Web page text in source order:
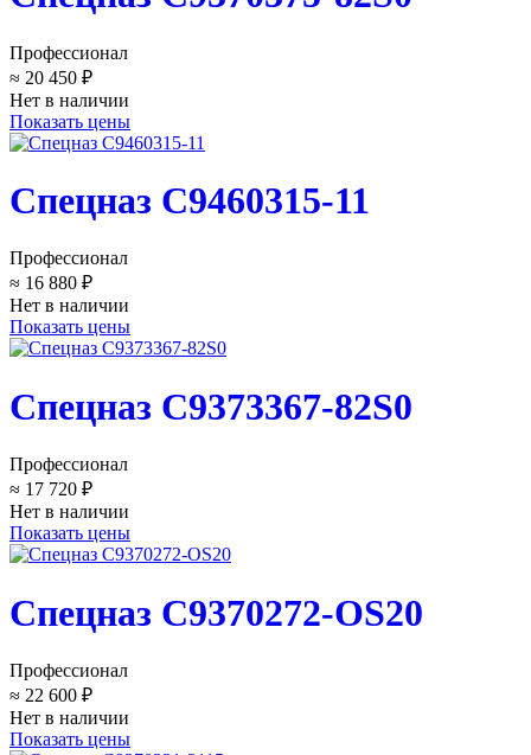
Профессионал
≈ 20 450 ₽
Нет в наличии
Показать цены
Спецназ C9460315-11
Профессионал
≈ 16 880 ₽
Нет в наличии
Показать цены
Спецназ C9373367-82S0
Профессионал
≈ 17 720 ₽
Нет в наличии
Показать цены
Спецназ C9370272-OS20
Профессионал
≈ 22 600 ₽
Нет в наличии
Показать цены